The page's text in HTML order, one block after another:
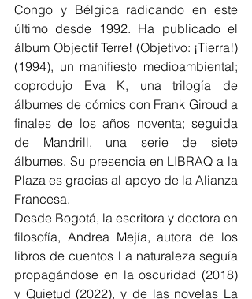
Congo y Bélgica radicando en este
último desde 1992. Ha publicado el
álbum Objectif Terre! (Objetivo: ¡Tierra!)
(1994), un manifiesto medioambiental;
coprodujo Eva K, una trilogía de
álbumes de cómics con Frank Giroud a
finales de los años noventa; seguida
de Mandrill, una serie de siete
álbumes. Su presencia en LIBRAQ a la
Plaza es gracias al apoyo de la Alianza
Francesa.
Desde Bogotá, la escritora y doctora en
filosofía, Andrea Mejía, autora de los
libros de cuentos La naturaleza seguía
propagándose en la oscuridad (2018)
y Quietud (2022), y de las novelas La